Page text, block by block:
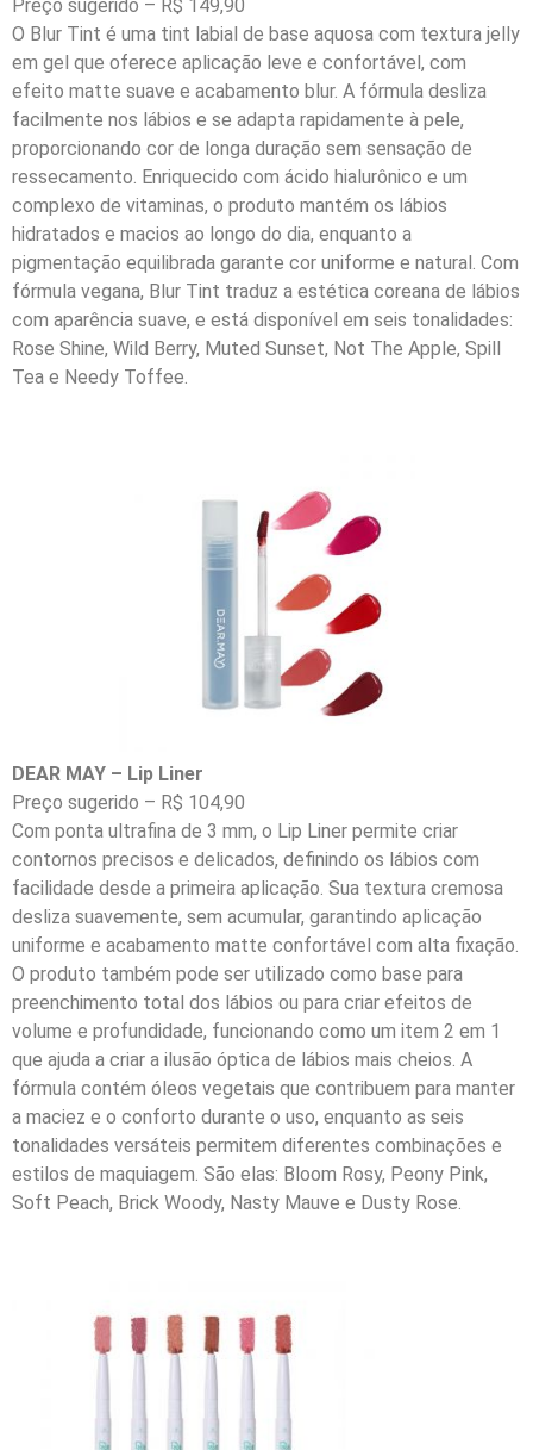
Preço sugerido – R$ 149,90
O Blur Tint é uma tint labial de base aquosa com textura jelly
em gel que oferece aplicação leve e confortável, com
efeito matte suave e acabamento blur. A fórmula desliza
facilmente nos lábios e se adapta rapidamente à pele,
proporcionando cor de longa duração sem sensação de
ressecamento. Enriquecido com ácido hialurônico e um
complexo de vitaminas, o produto mantém os lábios
hidratados e macios ao longo do dia, enquanto a
pigmentação equilibrada garante cor uniforme e natural. Com
fórmula vegana, Blur Tint traduz a estética coreana de lábios
com aparência suave, e está disponível em seis tonalidades:
Rose Shine, Wild Berry, Muted Sunset, Not The Apple, Spill
Tea e Needy Toffee.
DEAR MAY – Lip Liner
Preço sugerido – R$ 104,90
Com ponta ultrafina de 3 mm, o Lip Liner permite criar
contornos precisos e delicados, definindo os lábios com
facilidade desde a primeira aplicação. Sua textura cremosa
desliza suavemente, sem acumular, garantindo aplicação
uniforme e acabamento matte confortável com alta fixação.
O produto também pode ser utilizado como base para
preenchimento total dos lábios ou para criar efeitos de
volume e profundidade, funcionando como um item 2 em 1
que ajuda a criar a ilusão óptica de lábios mais cheios. A
fórmula contém óleos vegetais que contribuem para manter
a maciez e o conforto durante o uso, enquanto as seis
tonalidades versáteis permitem diferentes combinações e
estilos de maquiagem. São elas: Bloom Rosy, Peony Pink,
Soft Peach, Brick Woody, Nasty Mauve e Dusty Rose.